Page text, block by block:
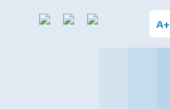
A+